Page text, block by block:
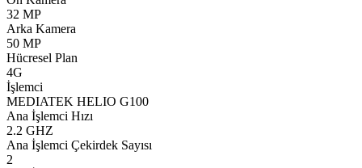
32 MP
Arka Kamera
50 MP
Hücresel Plan
4G
İşlemci
MEDIATEK HELIO G100
Ana İşlemci Hızı
2.2 GHZ
Ana İşlemci Çekirdek Sayısı
2